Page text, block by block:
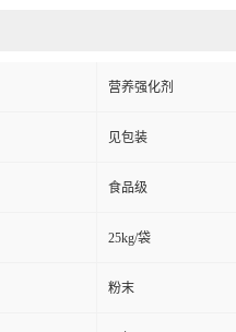
营养强化剂
见包装
食品级
25kg/袋
粉末